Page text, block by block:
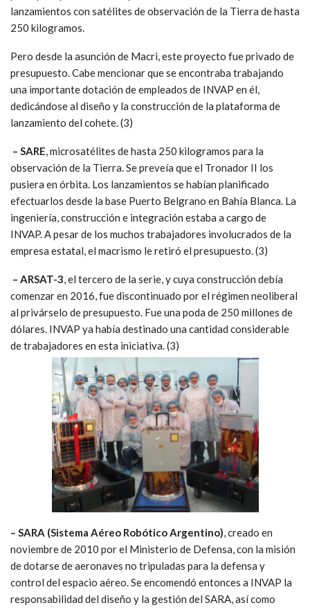
1 y ARSAT-2. Durante la gestión del Ministerio de
Planificación, CONAE formuló el desarrollo íntegramente
experimentales para el perfeccionamiento del vehículo
Tronador II, a los efectos de concluir el modelo tecnológico
para que a partir de 2016 pudieran efectuarse los primeros
lanzamientos con satélites de observación de la Tierra de hasta
250 kilogramos.
Pero desde la asunción de Macri, este proyecto fue privado de
presupuesto. Cabe mencionar que se encontraba trabajando
una importante dotación de empleados de INVAP en él,
dedicándose al diseño y la construcción de la plataforma de
lanzamiento del cohete. (3)
– SARE, microsatélites de hasta 250 kilogramos para la
pusiera en órbita. Los lanzamientos se habían planificado
efectuarlos desde la base Puerto Belgrano en Bahía Blanca. La
ingeniería, construcción e integración estaba a cargo de
INVAP. A pesar de los muchos trabajadores involucrados de la
empresa estatal, el macrismo le retiró el presupuesto. (3)
– ARSAT-3, el tercero de la serie, y cuya construcción debía
comenzar en 2016, fue discontinuado por el régimen neoliberal
al privárselo de presupuesto. Fue una poda de 250 millones de
dólares. INVAP ya había destinado una cantidad considerable
de trabajadores en esta iniciativa. (3)